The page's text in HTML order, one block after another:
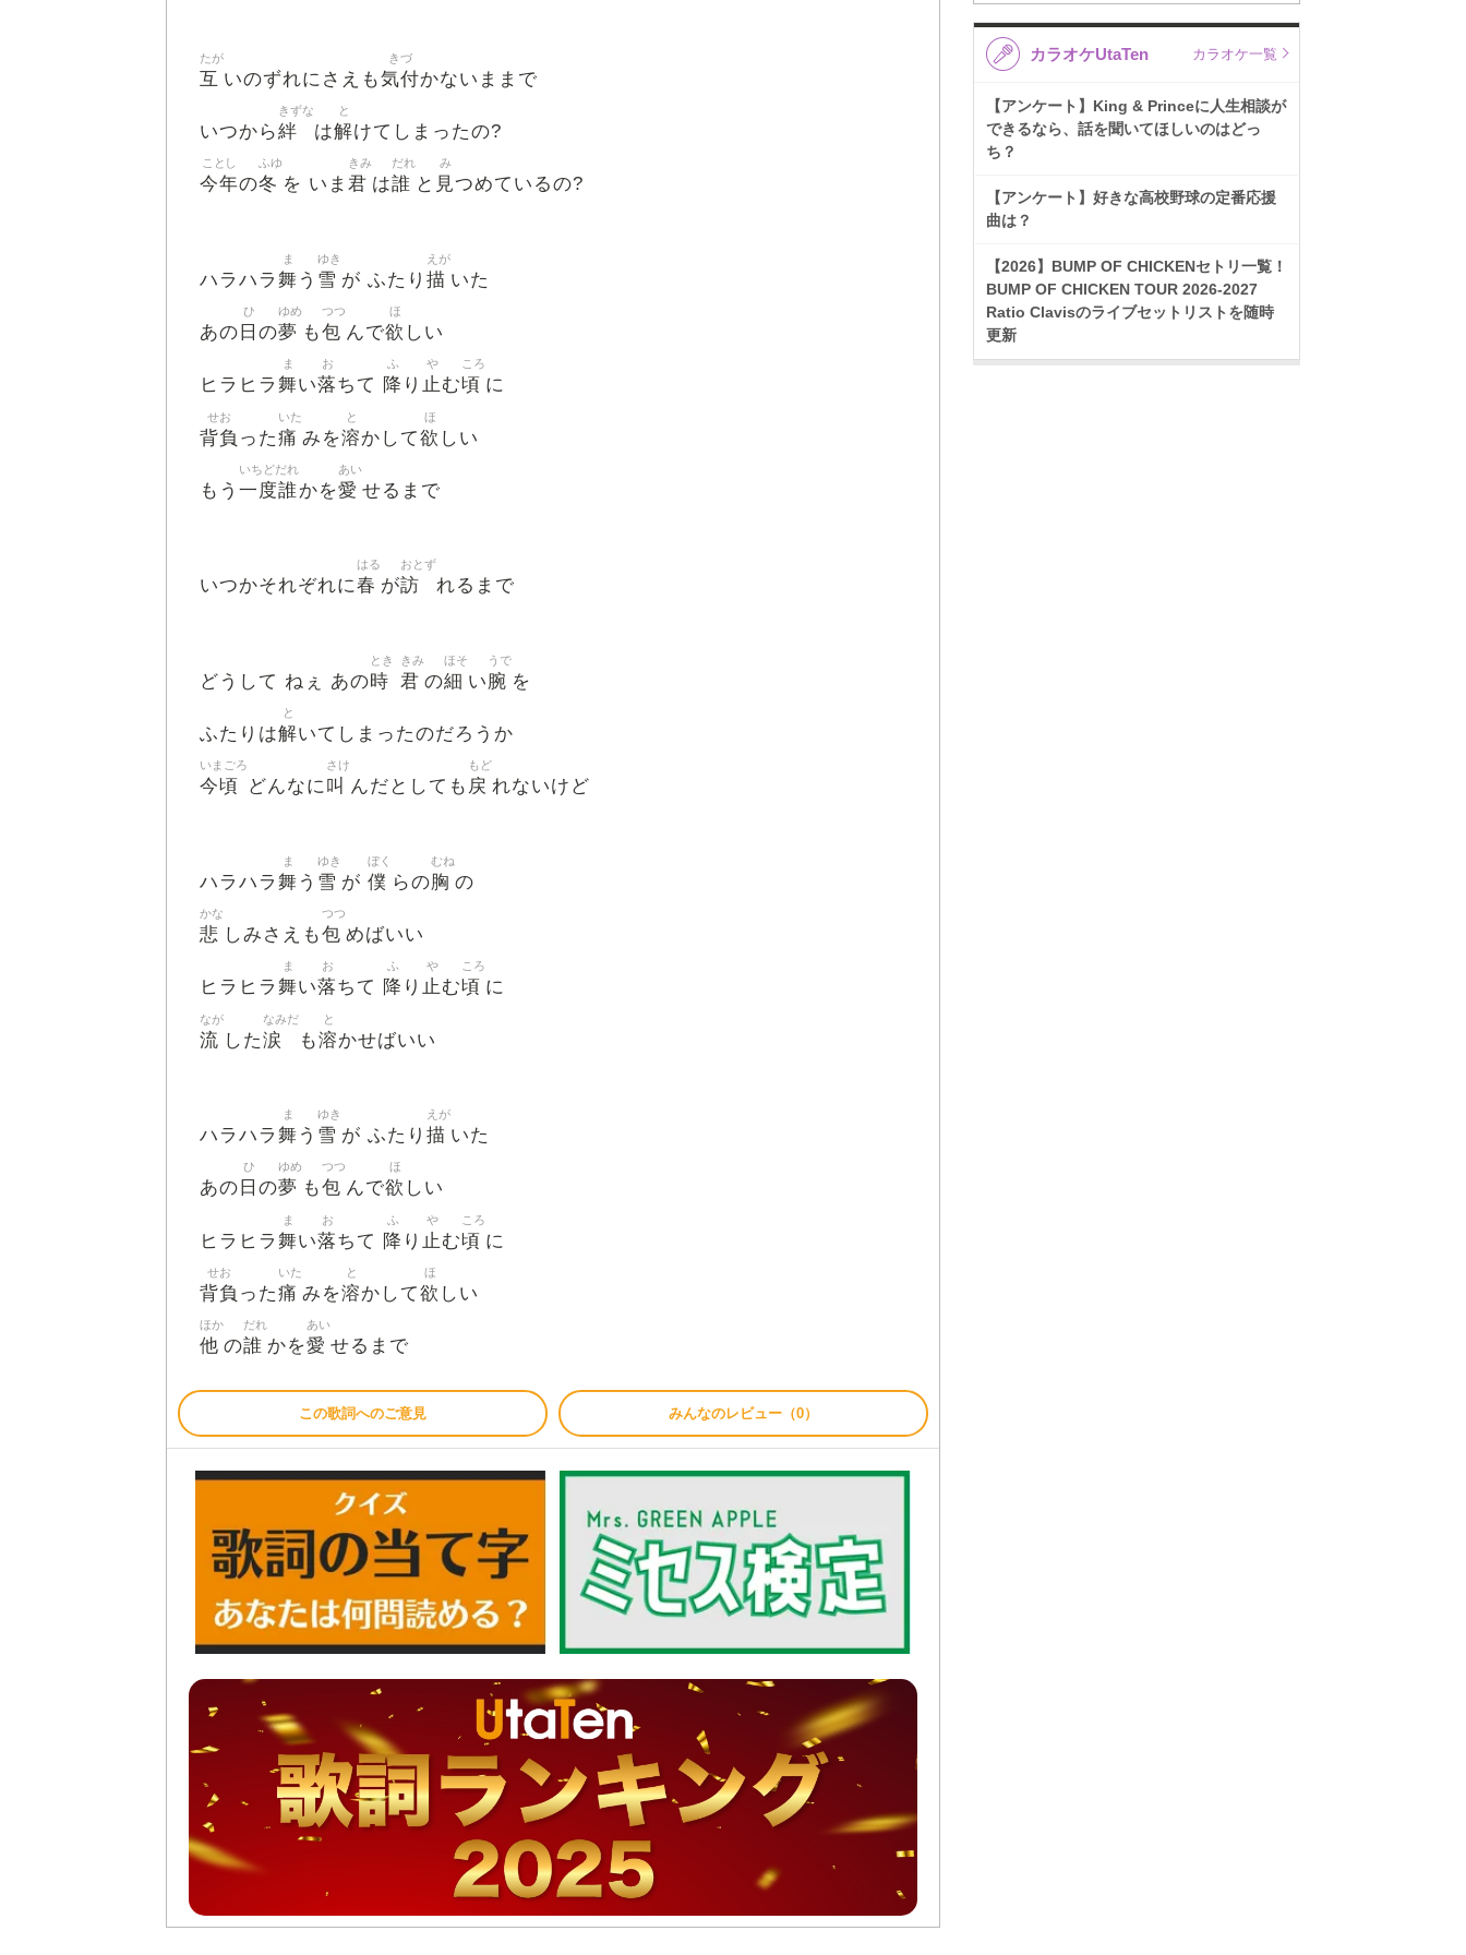
互
たが
いのずれにさえも気付
きづ
かないままで
いつから絆
きずな
は解
と
けてしまったの?
今年
ことし
の冬
ふゆ
を いま 君
きみ
は誰
だれ
と 見
み
つめているの?
ハラハラ 舞
ま
う 雪
ゆき
が ふたり 描
えが
いた
あの 日
ひ
の夢
ゆめ
も包
つつ
んで欲
ほ
しい
ヒラヒラ 舞
ま
い落
お
ちて 降
ふ
り 止
や
む頃
ころ
に
背負
せお
った痛
いた
みを溶
と
かして欲
ほ
しい
もう 一度誰
いちどだれ
かを愛
あい
せるまで
いつかそれぞれに春
はる
が訪
おとず
れるまで
どうして ねぇ あの時
とき
君
きみ
の細
ほそ
い腕
うで
を
ふたりは解
と
いてしまったのだろうか
今頃
いまごろ
どんなに 叫
さけ
んだとしても 戻
もど
れないけど
ハラハラ 舞
ま
う 雪
ゆき
が 僕
ぼく
らの胸
むね
の
悲
かな
しみさえも包
つつ
めばいい
ヒラヒラ 舞
ま
い落
お
ちて 降
ふ
り 止
や
む頃
ころ
に
流
なが
した涙
なみだ
も溶
と
かせばいい
ハラハラ 舞
ま
う 雪
ゆき
が ふたり 描
えが
いた
あの 日
ひ
の夢
ゆめ
も包
つつ
んで欲
ほ
しい
ヒラヒラ 舞
ま
い落
お
ちて 降
ふ
り 止
や
む頃
ころ
に
背負
せお
った痛
いた
みを溶
と
かして欲
ほ
しい
他
ほか
の誰
だれ
かを愛
あい
せるまで
この歌詞へのご意見 みんなのレビュー（0）
カラオケUtaTen カラオケ一覧
【アンケート】King & Princeに人生相談が
できるなら、話を聞いてほしいのはどっ
ち？
【アンケート】好きな高校野球の定番応援
曲は？
【2026】BUMP OF CHICKENセトリ一覧！
BUMP OF CHICKEN TOUR 2026-2027
Ratio Clavisのライブセットリストを随時
更新